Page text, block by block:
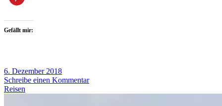
Gefällt mir:
6. Dezember 2018
Schreibe einen Kommentar
Reisen